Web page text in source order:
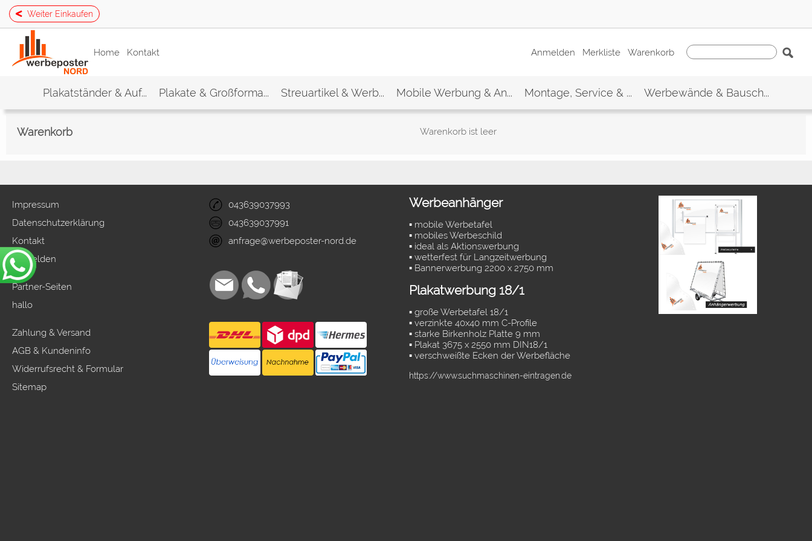
Weiter Einkaufen
Home Kontakt Anmelden Merkliste Warenkorb
Plakatständer & Auf... Plakate & Großforma... Streuartikel & Werb... Mobile Werbung & An... Montage, Service & ... Werbewände & Bausch...
Warenkorb Warenkorb ist leer
Impressum
Datenschutzerklärung
Kontakt
Anmelden
Partner-Seiten
hallo
Zahlung & Versand
AGB & Kundeninfo
Widerrufsrecht & Formular
Sitemap
043639037993
043639037991
anfrage@werbeposter-nord.de
Werbeanhänger
▪ mobile Werbetafel
▪ mobiles Werbeschild
▪ ideal als Aktionswerbung
▪ wetterfest für Langzeitwerbung
▪ Bannerwerbung 2200 x 2750 mm
Plakatwerbung 18/1
▪ große Werbetafel 18/1
▪ verzinkte 40x40 mm C-Profile
▪ starke Birkenholz Platte 9 mm
▪ Plakat 3675 x 2550 mm DIN18/1
▪ verschweißte Ecken der Werbefläche
https://www.suchmaschinen-eintragen.de